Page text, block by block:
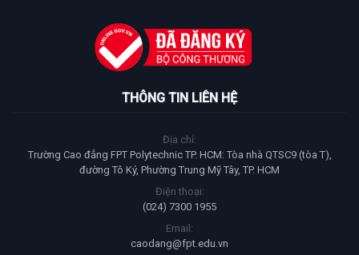
THÔNG TIN LIÊN HỆ
Địa chỉ:
Trường Cao đẳng FPT Polytechnic TP. HCM: Tòa nhà QTSC9 (tòa T),
đường Tô Ký, Phường Trung Mỹ Tây, TP. HCM
Điện thoại:
(024) 7300 1955
Email:
caodang@fpt.edu.vn